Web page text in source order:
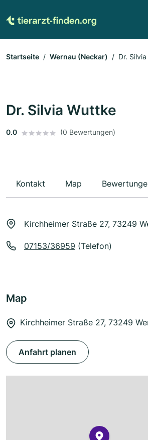
Startseite Wernau (Neckar) Dr.
Dr. Silvia Wuttke
0.0 (0 Bewertungen)
Kontakt Map
Kirchheimer Straße 27, 73249
07153/36959 (Telefon)
Map
Kirchheimer Straße 27, 73249
Anfahrt planen